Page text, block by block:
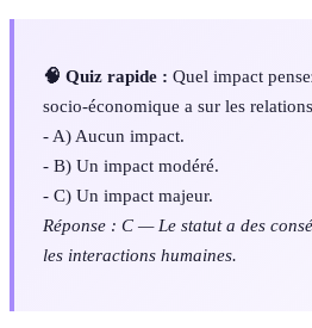
🧠 Quiz rapide : Quel impact
socio-économique a sur les
- A) Aucun impact.
- B) Un impact modéré.
- C) Un impact majeur.
Réponse : C — Le statut a des
les interactions humaines.